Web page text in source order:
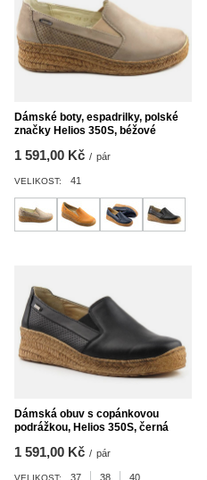
Dámské boty, espadrilky, polské
značky Helios 350S, béžové
1 591,00 Kč / pár
VELIKOST: 41
Dámská obuv s copánkovou
podrážkou, Helios 350S, černá
1 591,00 Kč / pár
VELIKOST: 37 38 40